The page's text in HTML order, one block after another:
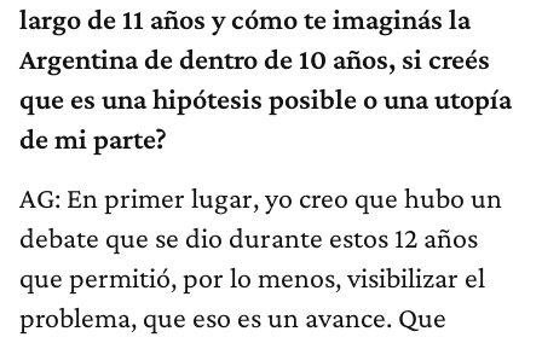
largo de 11 años y cómo te imaginás la
Argentina de dentro de 10 años, si creés
que es una hipótesis posible o una utopía
de mi parte?
AG: En primer lugar, yo creo que hubo un
debate que se dio durante estos 12 años
que permitió, por lo menos, visibilizar el
problema, que eso es un avance. Que